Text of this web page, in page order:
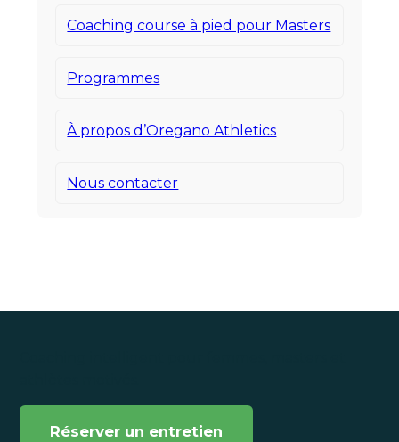
Coaching course à pied pour Masters
Programmes
À propos d’Oregano Athletics
Nous contacter
Réserver un entretien